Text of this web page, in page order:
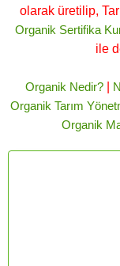
olarak üretilip,
Organik Sertifika
ile
Organik Nedir?|
Organik Tarım
Organik